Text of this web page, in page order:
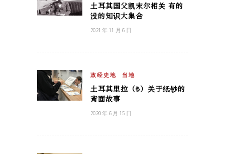
土耳其国父凯末尔相关 有的
没的知识大集合
2021 年 11 月 6 日
政经史地 当地
土耳其里拉（₺）关于纸钞的
背面故事
2020 年 6 月 15 日